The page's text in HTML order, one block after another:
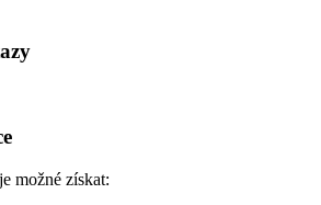
možné získat: